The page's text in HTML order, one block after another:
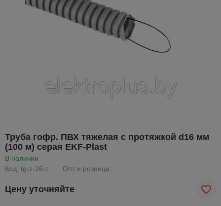
Труба гофр. ПВХ тяжелая с протяжкой d16 мм
(100 м) серая EKF-Plast
В наличии
Код: tg-z-16-t
Опт и розница
Цену уточняйте